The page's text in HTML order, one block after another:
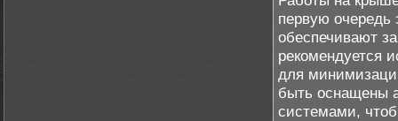
первую очередь
обеспечивают
рекомендуется
для
быть оснащены
системами,